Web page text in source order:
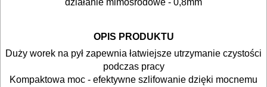
pilarki
stołowe
działanie mimośrodowe - 0,8mm
OPIS PRODUKTU
Duży worek na pył zapewnia łatwiejsze utrzymanie czystości
podczas pracy
Kompaktowa moc - efektywne szlifowanie dzięki mocnemu